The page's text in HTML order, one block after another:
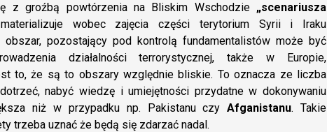
z groźbą powtórzenia na Bliskim Wschodzie „scenariusza
wobec zajęcia części terytorium Syrii i Iraku
obszar, pozostający pod kontrolą fundamentalistów może być
działalności terrorystycznej, także w Europie,
to, że są to obszary względnie bliskie. To oznacza ze liczba
nabyć wiedzę i umiejętności przydatne w dokonywaniu
niż w przypadku np. Pakistanu czyAfganistanu. Takie
trzeba uznać że będą się zdarzać nadal.